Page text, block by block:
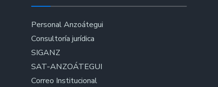
Personal Anzoátegui
Consultoría jurídica
SIGANZ
SAT-ANZOÁTEGUI
Correo Institucional